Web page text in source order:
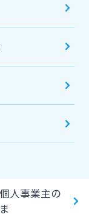
人事業主の